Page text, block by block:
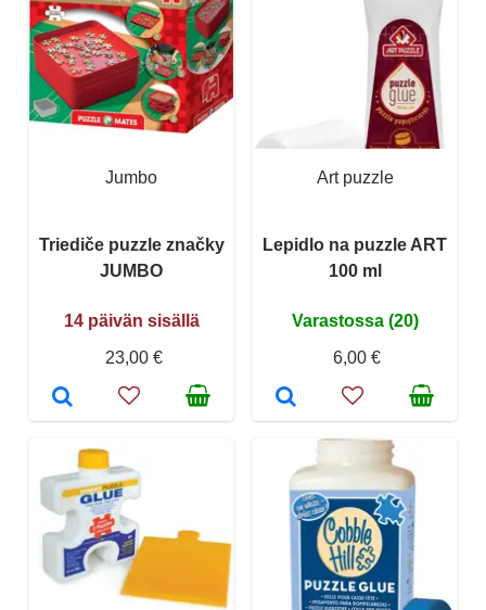
Jumbo
Triediče puzzle značky
JUMBO
14 päivän sisällä
23,00 €
Art puzzle
Lepidlo na puzzle ART
100 ml
Varastossa (20)
6,00 €